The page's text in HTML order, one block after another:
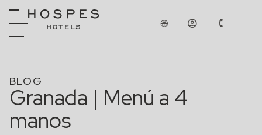
BLOG
Granada | Menú a 4
manos